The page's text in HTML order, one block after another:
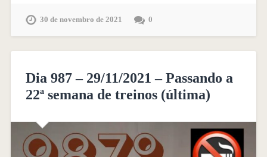
30 de novembro de 2021 0
Dia 987 – 29/11/2021 – Passando a
22ª semana de treinos (última)